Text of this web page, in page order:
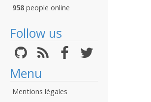
958 people online
Follow us
Menu
Mentions légales